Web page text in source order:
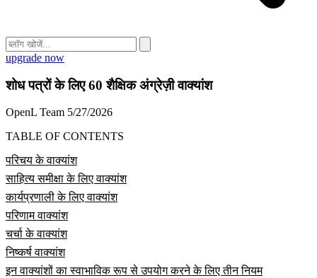
upgrade now
शोध पत्रों के लिए 60 शैक्षिक अंग्रेज़ी वाक्यांश
OpenL Team 5/27/2026
TABLE OF CONTENTS
परिचय के वाक्यांश
साहित्य समीक्षा के लिए वाक्यांश
कार्यप्रणाली के लिए वाक्यांश
परिणाम वाक्यांश
चर्चा के वाक्यांश
निष्कर्ष वाक्यांश
इन वाक्यांशों का स्वाभाविक रूप से उपयोग करने के लिए तीन नियम